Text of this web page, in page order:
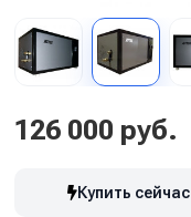
126 000 руб.
Купить сейчас